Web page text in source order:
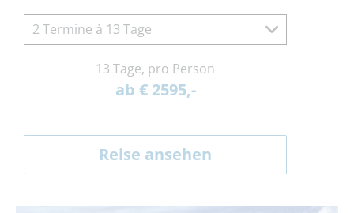
2 Termine à 13 Tage
13 Tage, pro Person
ab € 2595,-
Reise ansehen